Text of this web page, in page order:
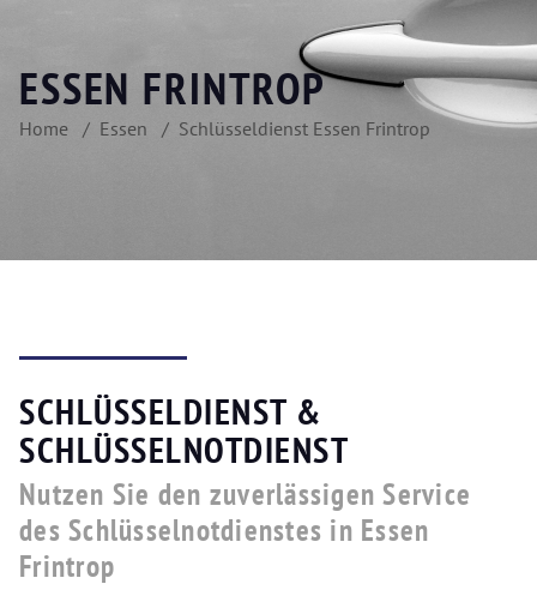
ESSEN FRINTROP
Home Essen Schlüsseldienst Essen Frintrop
SCHLÜSSELDIENST &
SCHLÜSSELNOTDIENST
Nutzen Sie den zuverlässigen Service
des Schlüsselnotdienstes in Essen
Frintrop